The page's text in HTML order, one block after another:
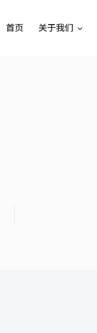
首页 关于我们